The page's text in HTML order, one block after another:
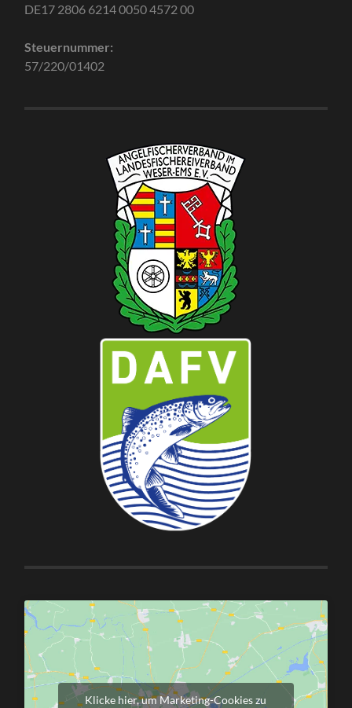
DE17 2806 6214 0050 4572 00
Steuernummer:
57/220/01402
Klicke hier, um Marketing-Cookies zu